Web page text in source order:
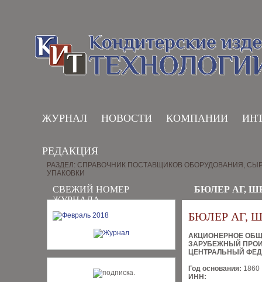
ЖУРНАЛ НОВОСТИ КОМПАНИИ
РЕДАКЦИЯ
СВЕЖИЙ НОМЕР
ЖУРНАЛА
РАЗДЕЛ: СПРАВОЧНИК ПОСТАВЩИКОВ ОБОРУДОВАНИЯ,
УПАКОВКИ
БЮЛЕР АГ,
БЮЛЕР АГ,
АКЦИОНЕРНОЕ
ЗАРУБЕЖНЫЙ
ЦЕНТРАЛЬНЫЙ
Год основания: 1860
ИНН: